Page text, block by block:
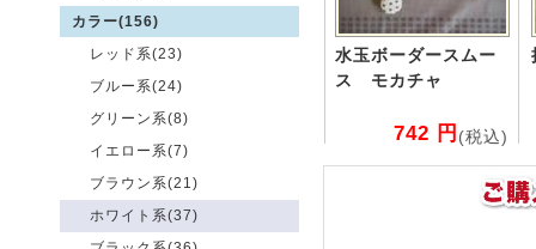
カラー(156)
レッド系(23)
ブルー系(24)
グリーン系(8)
イエロー系(7)
ブラウン系(21)
ホワイト系(37)
水玉ボーダースムー
ス モカチャ
742 円 (税込)